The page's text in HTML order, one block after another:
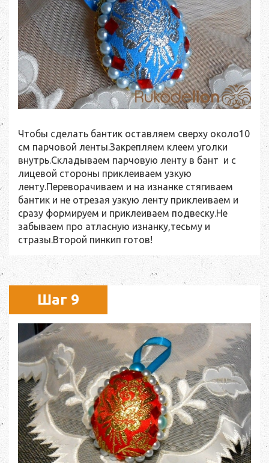
Чтобы сделать бантик оставляем сверху около10
см парчовой ленты.Закрепляем клеем уголки
внутрь.Складываем парчовую ленту в бант и с
лицевой стороны приклеиваем узкую
ленту.Переворачиваем и на изнанке стягиваем
бантик и не отрезая узкую ленту приклеиваем и
сразу формируем и приклеиваем подвеску.Не
забываем про атласную изнанку,тесьму и
стразы.Второй пинкип готов!
Шаг 9